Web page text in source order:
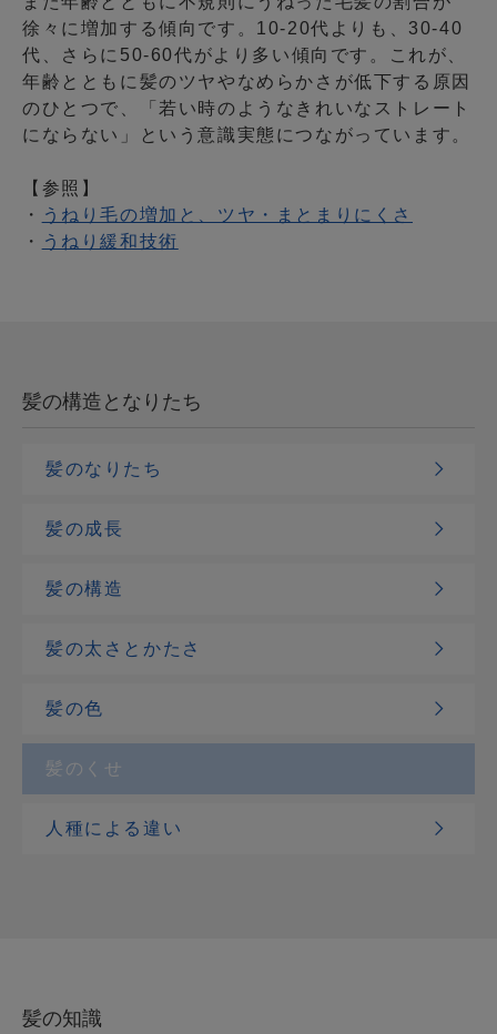
徐々に増加する傾向です。10-20代よりも、30-40
代、さらに50-60代がより多い傾向です。これが、
年齢とともに髪のツヤやなめらかさが低下する原因
のひとつで、「若い時のようなきれいなストレート
にならない」という意識実態につながっています。
【参照】
・
うねり毛の増加と、ツヤ・まとまりにくさ
・
うねり緩和技術
髪の構造となりたち
髪のなりたち
髪の成長
髪の構造
髪の太さとかたさ
髪の色
髪のくせ
人種による違い
髪の知識